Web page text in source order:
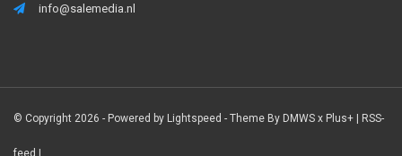
info@salemedia.nl
© Copyright 2026 - Powered by Lightspeed - Theme By DMWS x Plus+ | RSS-
feed |